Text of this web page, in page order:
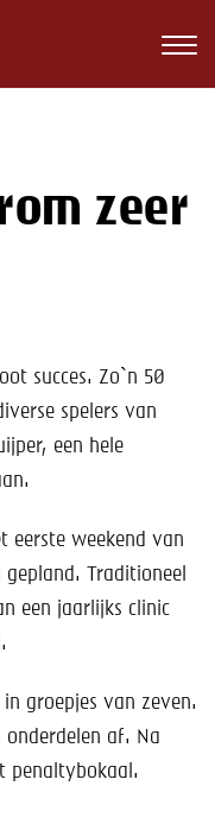
zeer
succes. Zo`n 50
spelers van
een hele
eerste weekend van
Traditioneel
een jaarlijks clinic
groepjes van zeven.
onderdelen af. Na
penaltybokaal.